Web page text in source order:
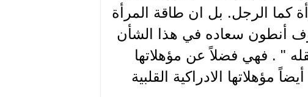
كما الرجل. بل ان طاقة المرأة
أنطون سعاده في هذا الشأن
" . فهي فضلاً عن مؤهلاتها
مؤهلاتها الادراكية القلبية